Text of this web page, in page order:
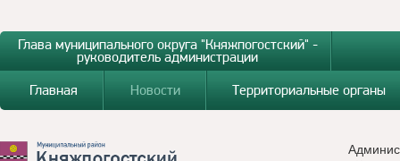
Глава муниципального округа "Княжпогостский" -
руководитель администрации
Главная
Новости Территориальные органы